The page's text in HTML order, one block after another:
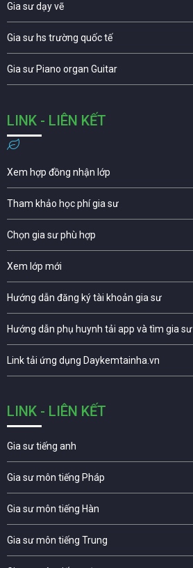
Gia sư dạy vẽ
Gia sư hs trường quốc tế
Gia sư Piano organ Guitar
LINK - LIÊN KẾT
Xem hợp đồng nhận lớp
Tham khảo học phí gia sư
Chọn gia sư phù hợp
Xem lớp mới
Hướng dẫn đăng ký tài khoản gia sư
Hướng dẫn phụ huynh tải app và tìm gia sư
Link tải ứng dụng Daykemtainha.vn
LINK - LIÊN KẾT
Gia sư tiếng anh
Gia sư môn tiếng Pháp
Gia sư môn tiếng Hàn
Gia sư môn tiếng Trung